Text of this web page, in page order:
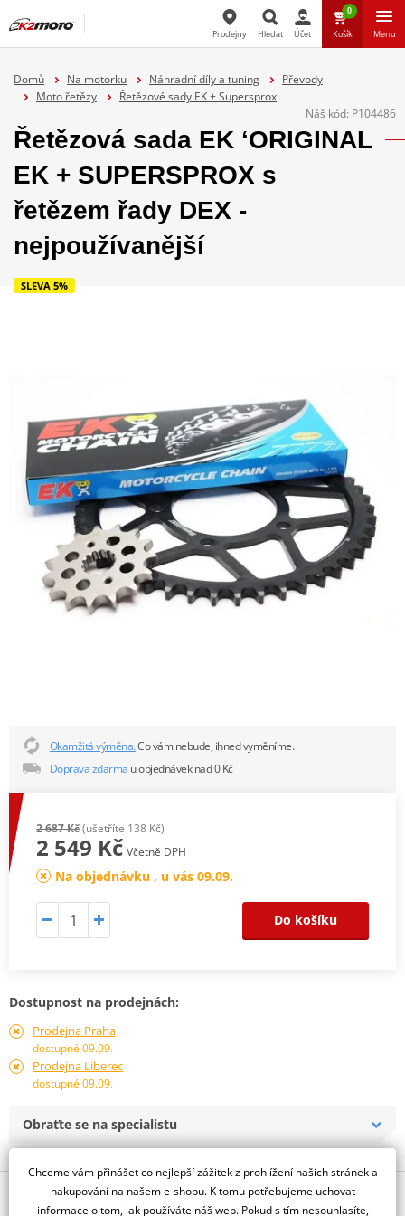
Prodejny Hledat Účet
0
Košík Menu
Domů Na motorku Náhradní díly a tuning
Převody
Moto řetězy
Řetězové sady EK + Supersprox
Náš kód: P104486
Řetězová sada EK ‘ORIGINAL
EK + SUPERSPROX s
řetězem řady DEX -
nejpoužívanější
SLEVA 5%
Okamžitá výměna.Co vám nebude, ihned vyměníme.
Doprava zdarma u objednávek nad 0 Kč
2 687 Kč(ušetříte 138 Kč)
2 549 Kč Včetně DPH
Na objednávku , u vás 09.09.
Do košíku
Dostupnost na prodejnách:
Prodejna Praha
dostupné 09.09.
Prodejna Liberec
dostupné 09.09.
Obraťte se na specialistu
Popis a parametry
Chceme vám přinášet co nejlepší zážitek z prohlížení našich stránek a
nakupování na našem e-shopu. K tomu potřebujeme uchovat
informace o tom, jak používáte náš web. Pokud s tím nesouhlasíte,